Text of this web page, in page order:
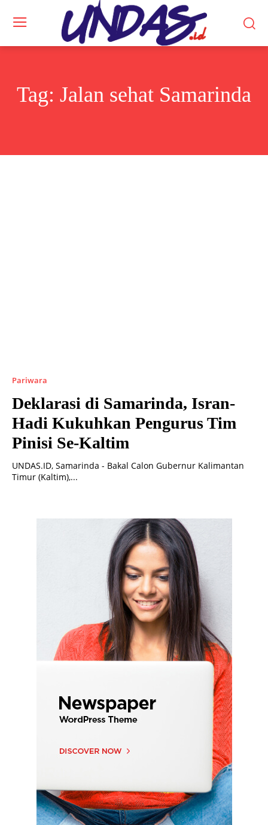
Tag: Jalan sehat Samarinda
Pariwara
Deklarasi di Samarinda, Isran-
Hadi Kukuhkan Pengurus Tim
Pinisi Se-Kaltim
UNDAS.ID, Samarinda - Bakal Calon Gubernur Kalimantan
Timur (Kaltim),...